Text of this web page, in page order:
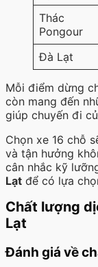
Thác
Pongour
Đà Lạt
Mỗi điểm dừng
còn mang đến
giúp chuyến đi
Chọn xe 16 chỗ
và tận hưởng
cân nhắc kỹ
Lạt để có lựa
Chất lượng
Lạt
Đánh giá về